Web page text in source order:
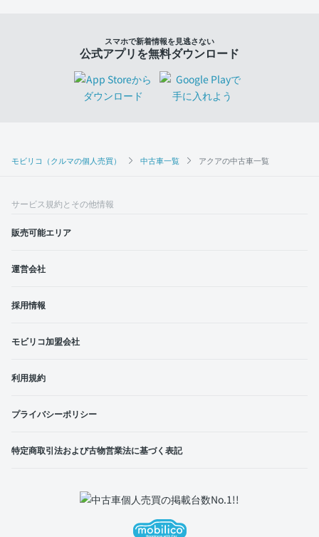
モビリコ（クルマの個人売買） 中古車一覧 アクアの中古車一覧
スマホで新着情報を見逃さない
公式アプリを無料ダウンロード
サービス規約とその他情報
販売可能エリア
運営会社
採用情報
モビリコ加盟会社
利用規約
プライバシーポリシー
特定商取引法および古物営業法に基づく表記